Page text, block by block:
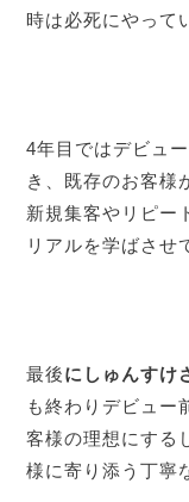
時は必死にやって
4年目ではデビュ
き、既存のお客様
新規集客やリピー
リアルを学ばさせ
最後にしゅんすけ
も終わりデビュー
客様の理想にする
様に寄り添う丁寧